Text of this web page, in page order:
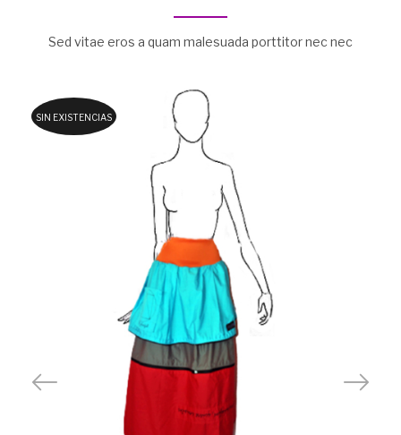
Sed vitae eros a quam malesuada porttitor nec nec
SIN EXISTENCIAS